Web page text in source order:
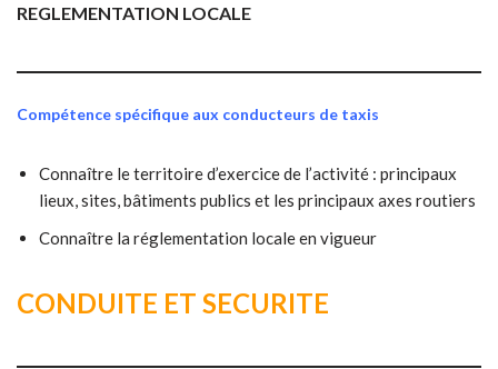
REGLEMENTATION LOCALE
Compétence spécifique aux conducteurs de taxis
Connaître le territoire d’exercice de l’activité : principaux
lieux, sites, bâtiments publics et les principaux axes routiers
Connaître la réglementation locale en vigueur
CONDUITE ET SECURITE